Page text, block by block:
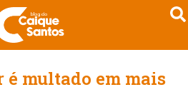
é multado em mais